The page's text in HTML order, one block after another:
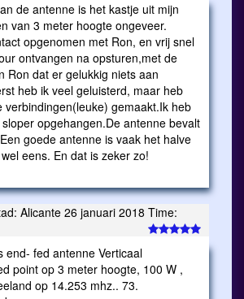
de antenne is het kastje uit mijn
van 3 meter hoogte ongeveer.
opgenomen met Ron, en vrij snel
ontvangen na opsturen,met de
Ron dat er gelukkig niets aan
heb ik veel geluisterd, maar heb
verbindingen(leuke) gemaakt.Ik heb
opgehangen.De antenne bevalt
goede antenne is vaak het halve
eens. En dat is zeker zo!
Alicante 26 januari 2018 Time:
end- fed antenne Verticaal
point op 3 meter hoogte, 100 W ,
op 14.253 mhz.. 73.